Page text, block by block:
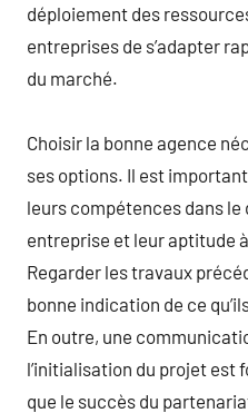
déploiement des
entreprises de s’adapter
du marché.
Choisir la bonne agence
ses options. Il est
leurs compétences dans
entreprise et leur aptitude
Regarder les travaux
bonne indication de ce
En outre, une
l’initialisation du projet est
que le succès du